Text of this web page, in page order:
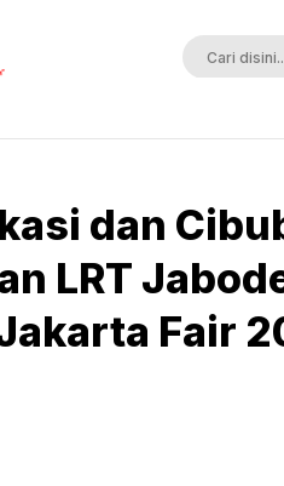
Tetapi Tak Terkalahkan
dan
LRT
Fair